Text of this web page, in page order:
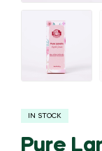
IN STOCK
Pure